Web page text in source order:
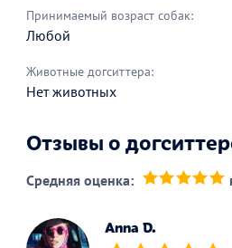
Принимаемый возраст собак:
Любой
Животные догситтера:
Нет животных
Отзывы о
Средняя оценка:
Anna D.